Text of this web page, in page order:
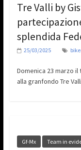
Tre Valli by
splendida
25/03/2025
Domenica 23 marzo
alla granfondo Tre
Gf-Mx Team in